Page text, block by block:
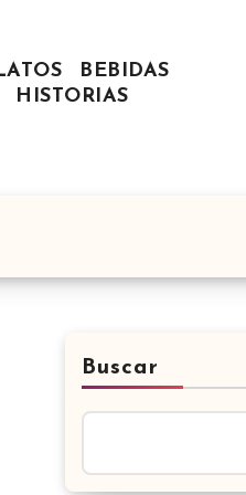
BEBIDAS
HISTORIAS
Buscar